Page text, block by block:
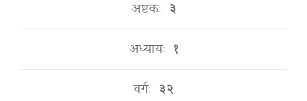
अष्टकः ३
अध्यायः १
वर्गः ३२